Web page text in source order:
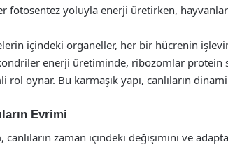
fotosentez yoluyla enerji üretirken,
içindeki organeller, her bir hücrenin
enerji üretiminde, ribozomlar protein
rol oynar. Bu karmaşık yapı, canlıların
Evrimi
canlıların zaman içindeki değişimini ve